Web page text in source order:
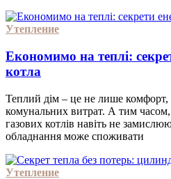
Утепление
Економимо на теплі:
котла
Теплий дім – це не лише комфорт,
комунальних витрат. А тим часом,
газових котлів навіть не
обладнання може споживати
Утепление